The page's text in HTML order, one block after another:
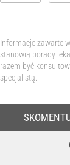
Informacje zawarte
stanowią porady
razem być
specjalistą.